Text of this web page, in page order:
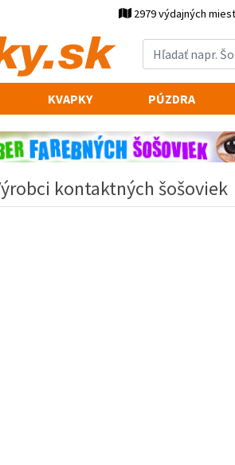
2979 výdajných miest
KVAPKY PÚZDRA
kontaktných šošoviek